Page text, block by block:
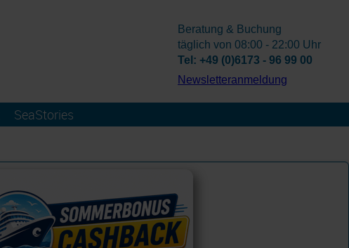
SeaStories
Beratung & Buchung
täglich von 08:00 - 22:00 Uhr
Tel: +49 (0)6173 - 96 99 00
­Newsletteranmeldung